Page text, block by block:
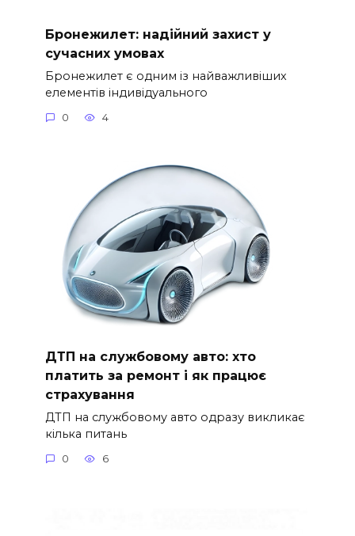
Бронежилет: надійний захист у
сучасних умовах
Бронежилет є одним із найважливіших
елементів індивідуального
0 4
ДТП на службовому авто: хто
платить за ремонт і як працює
страхування
ДТП на службовому авто одразу викликає
кілька питань
0 6